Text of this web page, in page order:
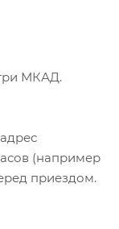
МКАД.
(например
приездом.